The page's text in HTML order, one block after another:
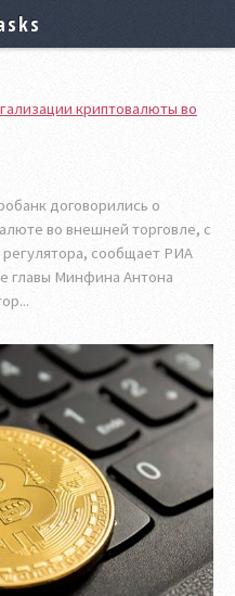
криптовалюты во
договорились о
во внешней торговле, с
сообщает РИА
главы Минфина Антона